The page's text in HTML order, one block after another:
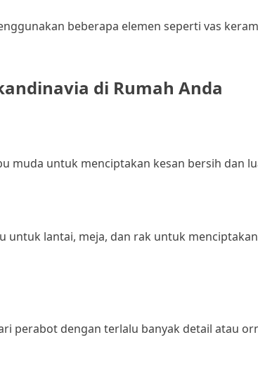
beberapa elemen seperti vas
di Rumah Anda
muda untuk menciptakan kesan bersih dan
untuk lantai, meja, dan rak untuk
perabot dengan terlalu banyak detail atau